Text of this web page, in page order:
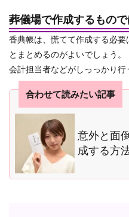
葬儀場で作成するもの
香典帳は、慌てて作成する必
とまとめるのがよいでしょう。
会計担当者などがしっっかり行
合わせて読みたい記事
意外と面
成する方